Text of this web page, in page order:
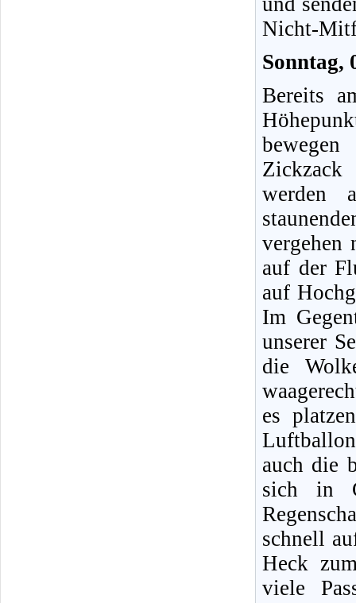
Nicht-
Sonntag,
Bereits
Zickzack
werden
vergehen
auf der
auf
Im
unserer
die
es
auch die
sich in
schnell
Heck
viele